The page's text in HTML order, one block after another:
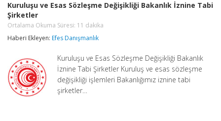
Esas
Değişikliği
İznine
Şirketler
Ortalama
Okuma
Süresi:
11
dakika
Kuruluşu ve Esas Sözleşme Değişikliği Bakanlık İznine Tabi
Şirketler
Ortalama Okuma Süresi: 11 dakika
Haberi Ekleyen: Efes Danışmanlık
Kuruluşu ve Esas Sözleşme Değişikliği Bakanlık
İznine Tabi Şirketler Kuruluş ve esas sözleşme
değişikliği işlemleri Bakanlığımız iznine tabi
şirketler…